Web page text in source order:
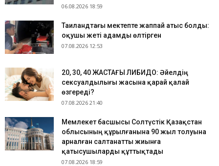
06.08.2026 18:59
Таиландтағы мектепте жаппай атыс болды:
оқушы жеті адамды өлтірген
07.08.2026 12:53
​20, 30, 40 ЖАСТАҒЫ ЛИБИДО: Әйелдің
сексуалдылығы жасына қарай қалай
өзгереді?
07.08.2026 21:40
Мемлекет басшысы Солтүстік Қазақстан
облысының құрылғанына 90 жыл толуына
арналған салтанатты жиынға
қатысушыларды құттықтады
07.08.2026 18:59